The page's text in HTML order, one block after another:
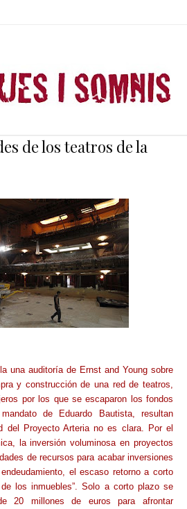
de los teatros de la
una auditoría de Ernst and Young sobre
y construcción de una red de teatros,
por los que se escaparon los fondos
de Eduardo Bautista, resultan
del Proyecto Arteria no es clara. Por el
la inversión voluminosa en proyectos
de recursos para acabar inversiones
el escaso retorno a corto
los inmuebles”. Solo a corto plazo se
20 millones de euros para afrontar